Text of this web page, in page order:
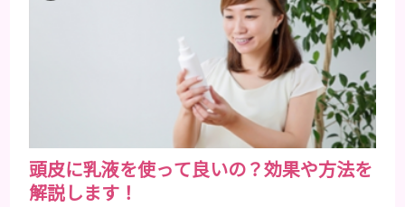
ものです。あらゆる情報の中から、何が正しいのかを
見極めるのはとても難しいです。 美容豆知識は、友
人同士で話すととても楽しめますし、雑学の1つとし
て話のネタになります。今回は、幅広い美容豆知識の
頭皮に乳液を使って良いの？効果や方法を
解説します！